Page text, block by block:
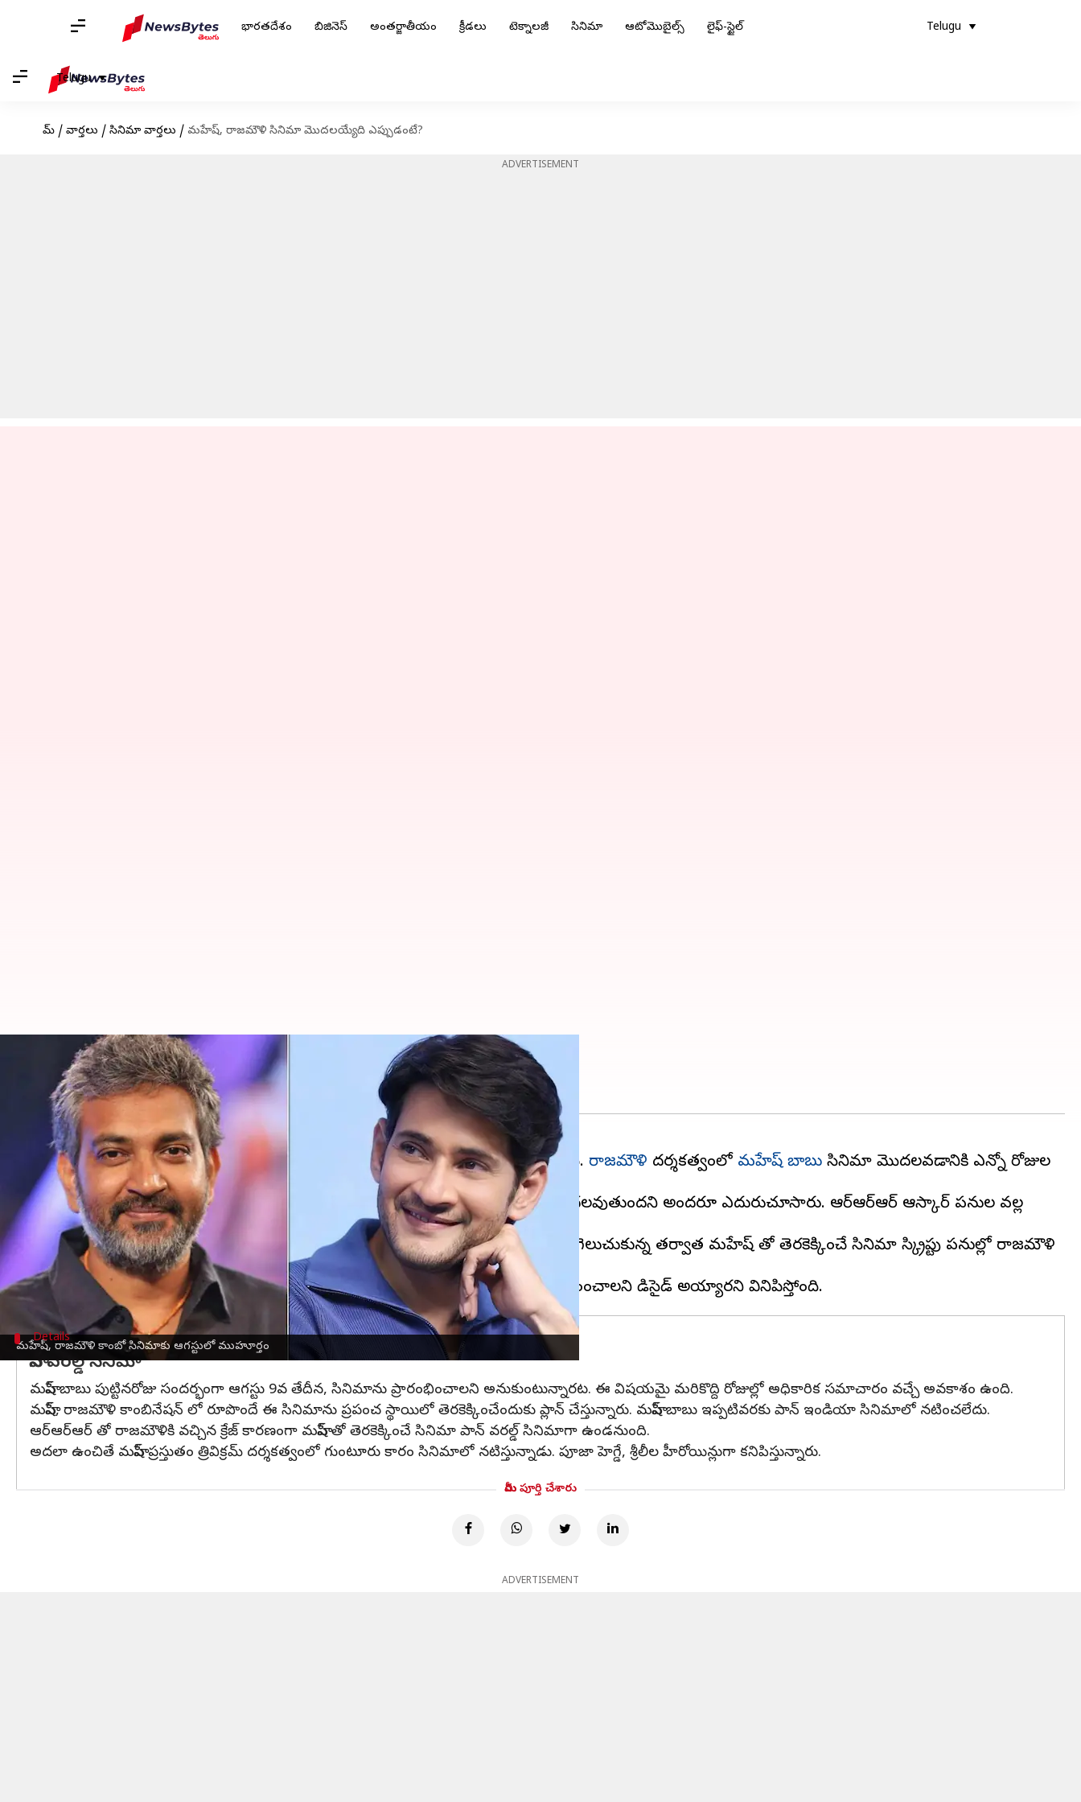
భారతదేశం బిజినెస్ అంతర్జాతీయం క్రీడలు టెక్నాలజీ సినిమా ఆటోమొబైల్స్ లైఫ్-స్టైల్ Telugu
Telugu
హోమ్ / వార్తలు / సినిమా వార్తలు / మహేష్, రాజమౌళి సినిమా మొదలయ్యేది ఎప్పుడంటే?
ADVERTISEMENT
మహేష్, రాజమౌళి కాంబో సినిమాకు ఆగస్టులో ముహూర్తం
మహేష్, రాజమౌళి సినిమా మొదలయ్యేది ఎప్పుడంటే?
Sriram Pranateja Jun 13, 2023 10:03 am
ఈ వార్తాకథనం ఏంటి
అభిమానులు అందరూ ఎప్పటి నుండో ఎదురుచూస్తున్న తరుణం మరికొన్ని రోజుల్లో రాబోతుంది. రాజమౌళి దర్శకత్వంలో మహేష్ బాబు సినిమా మొదలవడానికి ఎన్నో రోజుల
సమయం లేదు.
మహేష్ తో సినిమా ఉంటుందని రాజమౌళి ప్రకటించినప్పటి నుండి, ఆ సినిమా ఎప్పుడు మొదలవుతుందని అందరూ ఎదురుచూసారు. ఆర్ఆర్ఆర్ ఆస్కార్ పనుల వల్ల
మహేష్ సినిమాను మొదలెట్టడానికి రాజమౌళి ఆలస్యం చేసాడు.
ప్రస్తుతం సినిమా మొదలెట్టడానికి సమయం ఆసన్నమైందని తెలుస్తోంది. ఆర్ఆర్ఆర్ ఆస్కార్ గెలుచుకున్న తర్వాత మహేష్ తో తెరకెక్కించే సినిమా స్క్రిప్టు పనుల్లో రాజమౌళి
బిజీగా ఉన్నాడట.
Details
పాన్ వరల్డ్ సినిమా
మహేష్ బాబు పుట్టినరోజు సందర్భంగా ఆగస్టు 9వ తేదీన, సినిమాను ప్రారంభించాలని అనుకుంటున్నారట. ఈ విషయమై మరికొద్ది రోజుల్లో అధికారిక సమాచారం వచ్చే అవకాశం ఉంది.
మహేష్, రాజమౌళి కాంబినేషన్ లో రూపొందే ఈ సినిమాను ప్రపంచ స్థాయిలో తెరకెక్కించేందుకు ప్లాన్ చేస్తున్నారు. మహేష్ బాబు ఇప్పటివరకు పాన్ ఇండియా సినిమాలో నటించలేదు.
ఆర్ఆర్ఆర్ తో రాజమౌళికి వచ్చిన క్రేజ్ కారణంగా మహేష్ తో తెరకెక్కించే సినిమా పాన్ వరల్డ్ సినిమాగా ఉండనుంది.
అదలా ఉంచితే మహేష్ ప్రస్తుతం త్రివిక్రమ్ దర్శకత్వంలో గుంటూరు కారం సినిమాలో నటిస్తున్నాడు. పూజా హెగ్డే, శ్రీలీల హీరోయిన్లుగా కనిపిస్తున్నారు.
మీరు పూర్తి చేశారు
ADVERTISEMENT